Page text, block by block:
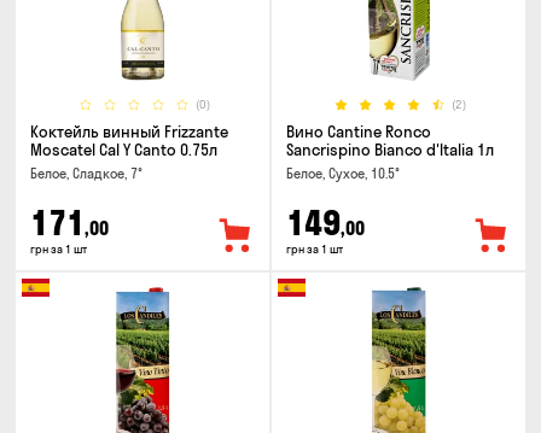
(0)
Коктейль винный Frizzante
Moscatel Cal Y Canto 0.75л
Белое, Сладкое, 7°
171 ,00
грн за 1 шт
(2)
Вино Cantine Ronco
Sancrispino Bianco d'Italia 1л
Белое, Сухое, 10.5°
149,00
грн за 1 шт